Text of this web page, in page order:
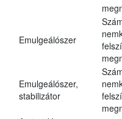
Emulgeálószer
Emulgeálószer,
stabilizátor